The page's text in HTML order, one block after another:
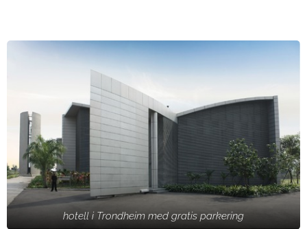
hotell i Trondheim med gratis parkering